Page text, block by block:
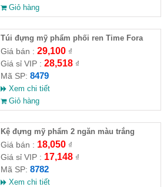
Giỏ hàng
Túi đựng mỹ phẩm phối ren Time Fora
Giá bán : 29,100₫
Giá sỉ VIP : 28,518₫
Mã SP: 8479
Xem chi tiết
Giỏ hàng
Kệ đựng mỹ phẩm 2 ngăn màu trắng
Giá bán : 18,050₫
Giá sỉ VIP : 17,148₫
Mã SP: 8782
Xem chi tiết